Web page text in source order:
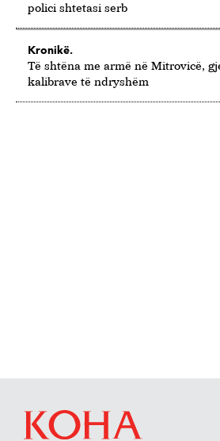
polici shtetasi serb
Kronikë.
Të shtëna me armë në Mitrovicë,
kalibrave të ndryshëm